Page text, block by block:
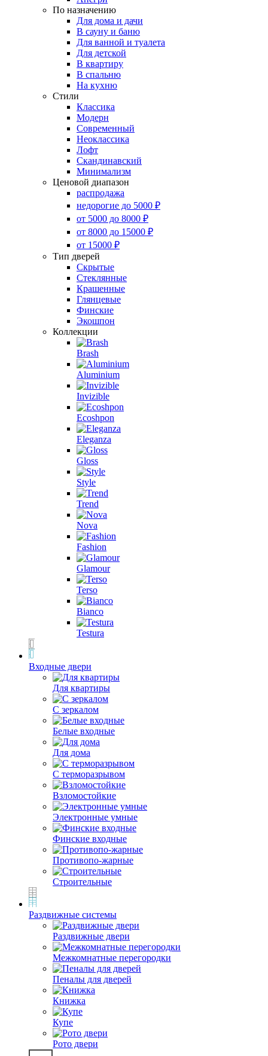
По назначению
Для дома и дачи
В сауну и баню
Для ванной и туалета
Для детской
В квартиру
В спальню
На кухню
Стили
Классика
Модерн
Современный
Неоклассика
Лофт
Скандинавский
Минимализм
Ценовой диапазон
распродажа
недорогие до 5000 ₽
от 5000 до 8000 ₽
от 8000 до 15000 ₽
от 15000 ₽
Тип дверей
Скрытые
Стеклянные
Крашенные
Глянцевые
Финские
Экошпон
Коллекции
Brash
Aluminium
Invizible
Ecoshpon
Eleganza
Gloss
Style
Trend
Nova
Fashion
Glamour
Terso
Bianco
Testura
Входные двери
Для квартиры
С зеркалом
Белые входные
Для дома
С терморазрывом
Взломостойкие
Электронные умные
Финские входные
Противопо-жарные
Строительные
Раздвижные системы
Раздвижные двери
Межкомнатные перегородки
Пеналы для дверей
Книжка
Купе
Рото двери